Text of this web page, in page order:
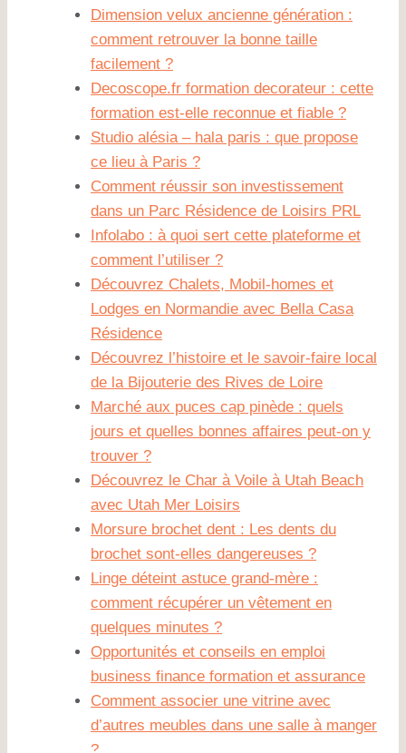
Dimension velux ancienne génération :
comment retrouver la bonne taille
facilement ?
Decoscope.fr formation decorateur : cette
formation est-elle reconnue et fiable ?
Studio alésia – hala paris : que propose
ce lieu à Paris ?
Comment réussir son investissement
dans un Parc Résidence de Loisirs PRL
Infolabo : à quoi sert cette plateforme et
comment l’utiliser ?
Découvrez Chalets, Mobil-homes et
Lodges en Normandie avec Bella Casa
Résidence
Découvrez l’histoire et le savoir-faire local
de la Bijouterie des Rives de Loire
Marché aux puces cap pinède : quels
jours et quelles bonnes affaires peut-on y
trouver ?
Découvrez le Char à Voile à Utah Beach
avec Utah Mer Loisirs
Morsure brochet dent : Les dents du
brochet sont-elles dangereuses ?
Linge déteint astuce grand-mère :
comment récupérer un vêtement en
quelques minutes ?
Opportunités et conseils en emploi
business finance formation et assurance
Comment associer une vitrine avec
d’autres meubles dans une salle à manger